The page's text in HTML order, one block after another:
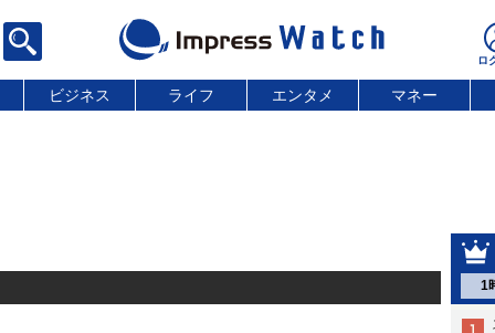
ビジネス ライフ エンタメ マネー
1